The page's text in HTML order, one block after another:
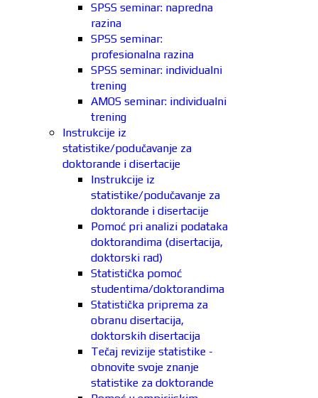
SPSS seminar: napredna
razina
SPSS seminar:
profesionalna razina
SPSS seminar: individualni
trening
AMOS seminar: individualni
trening
Instrukcije iz
statistike/podučavanje za
doktorande i disertacije
Instrukcije iz
statistike/podučavanje za
doktorande i disertacije
Pomoć pri analizi podataka
doktorandima (disertacija,
doktorski rad)
Statistička pomoć
studentima/doktorandima
Statistička priprema za
obranu disertacija,
doktorskih disertacija
Tečaj revizije statistike -
obnovite svoje znanje
statistike za doktorande